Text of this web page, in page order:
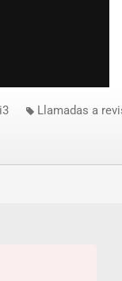
Llamadas a